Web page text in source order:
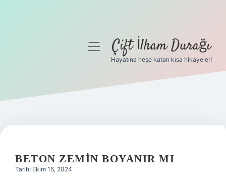
Gizlilik Politikası
Yasal Uyarı
menüyüÇift İlham Durağı
Hayatına neşe katan kısa hikayeler!
BETON ZEMIN BOYANIR MI
Tarih: Ekim 15, 2024